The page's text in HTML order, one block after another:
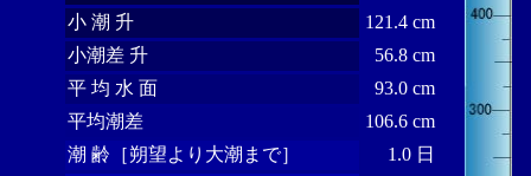
小 潮 升
121.4 cm
小潮差 升
56.8 cm
平 均 水 面
93.0 cm
平均潮差
106.6 cm
潮 齢［朔望より大潮まで］
1.0 日